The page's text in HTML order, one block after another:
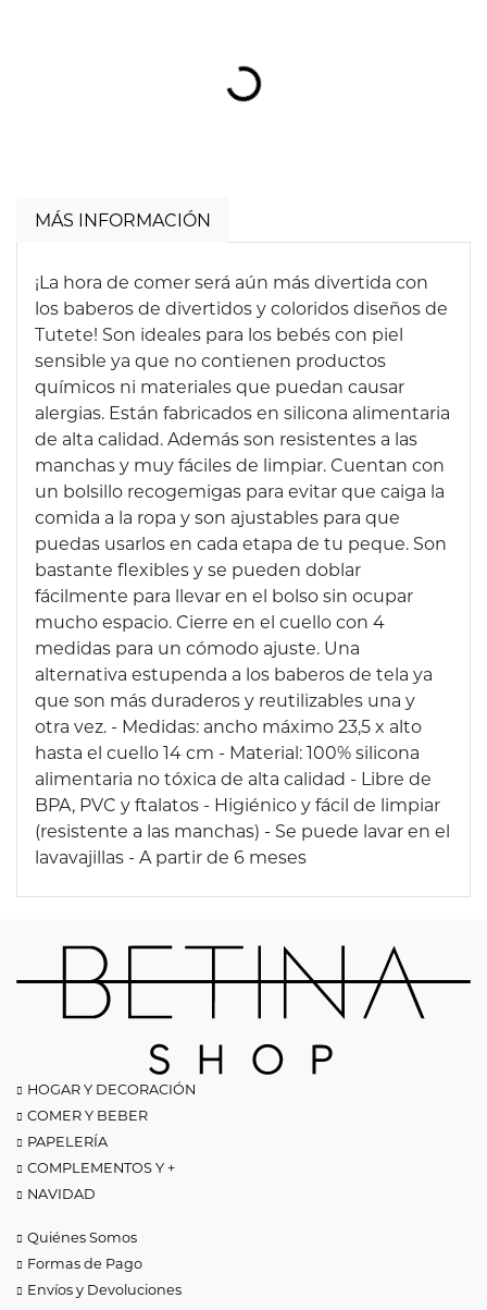
Cargando...
MÁS INFORMACIÓN
¡La hora de comer será aún más divertida con
los baberos de divertidos y coloridos diseños de
Tutete! Son ideales para los bebés con piel
sensible ya que no contienen productos
químicos ni materiales que puedan causar
alergias. Están fabricados en silicona alimentaria
de alta calidad. Además son resistentes a las
manchas y muy fáciles de limpiar. Cuentan con
un bolsillo recogemigas para evitar que caiga la
comida a la ropa y son ajustables para que
puedas usarlos en cada etapa de tu peque. Son
bastante flexibles y se pueden doblar
fácilmente para llevar en el bolso sin ocupar
mucho espacio. Cierre en el cuello con 4
medidas para un cómodo ajuste. Una
alternativa estupenda a los baberos de tela ya
que son más duraderos y reutilizables una y
otra vez. - Medidas: ancho máximo 23,5 x alto
hasta el cuello 14 cm - Material: 100% silicona
alimentaria no tóxica de alta calidad - Libre de
BPA, PVC y ftalatos - Higiénico y fácil de limpiar
(resistente a las manchas) - Se puede lavar en el
lavavajillas - A partir de 6 meses
HOGAR Y DECORACIÓN
COMER Y BEBER
PAPELERÍA
COMPLEMENTOS Y +
NAVIDAD
Quiénes Somos
Formas de Pago
Envíos y Devoluciones